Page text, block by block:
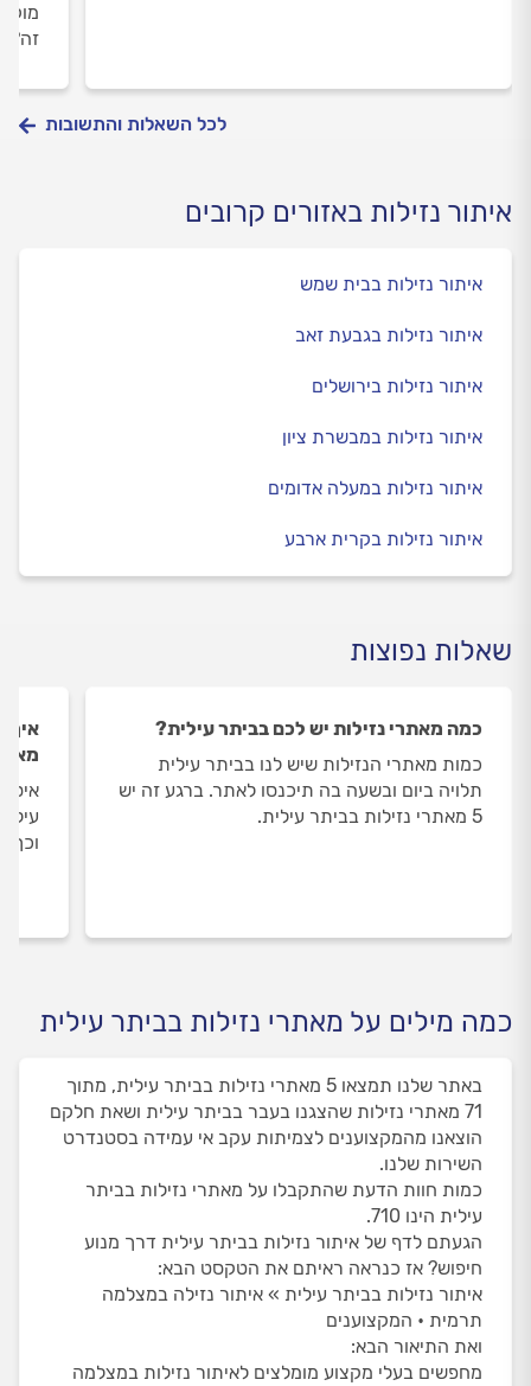
זה?
לכל השאלות והתשובות
איתור נזילות באזורים קרובים
איתור נזילות בבית שמש
איתור נזילות בגבעת זאב
איתור נזילות בירושלים
איתור נזילות במבשרת ציון
איתור נזילות במעלה אדומים
איתור נזילות בקרית ארבע
שאלות נפוצות
כמה מאתרי נזילות יש לכם בביתר עילית?
כמות מאתרי הנזילות שיש לנו בביתר עילית
תלויה ביום ובשעה בה תיכנסו לאתר. ברגע זה יש
5 מאתרי נזילות בביתר עילית.
איך
וכך
כמה מילים על מאתרי נזילות בביתר עילית
באתר שלנו תמצאו 5 מאתרי נזילות בביתר עילית, מתוך
71 מאתרי נזילות שהצגנו בעבר בביתר עילית ושאת חלקם
הוצאנו מהמקצוענים לצמיתות עקב אי עמידה בסטנדרט
השירות שלנו.
כמות חוות הדעת שהתקבלו על מאתרי נזילות בביתר
עילית הינו 710.
הגעתם לדף של איתור נזילות בביתר עילית דרך מנוע
חיפוש? אז כנראה ראיתם את הטקסט הבא:
איתור נזילות בביתר עילית » איתור נזילה במצלמה
תרמית • המקצוענים
ואת התיאור הבא:
מחפשים בעלי מקצוע מומלצים לאיתור נזילות במצלמה